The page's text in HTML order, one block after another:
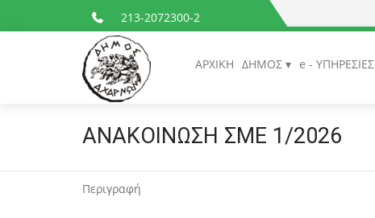
213-2072300-2
ΑΡΧΙΚΗ ΔΗΜΟΣ e - ΥΠΗΡΕΣΙΕΣ
ΑΝΑΚΟΙΝΩΣΗ ΣΜΕ 1/2026
Περιγραφή